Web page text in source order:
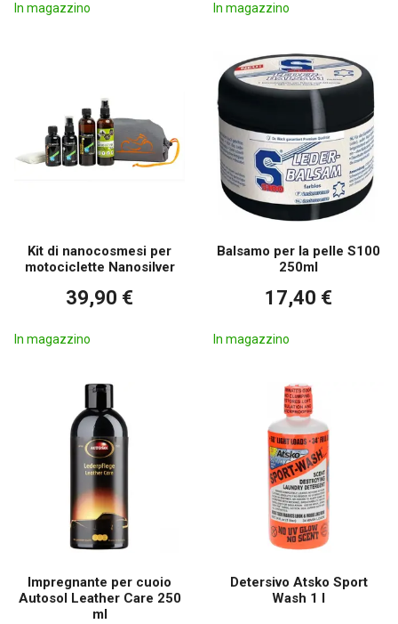
In magazzino In magazzino
Kit di nanocosmesi per
motociclette Nanosilver
39,90 €
In magazzino
Balsamo per la pelle S100
250ml
17,40 €
In magazzino
Impregnante per cuoio
Autosol Leather Care 250
ml
Detersivo Atsko Sport
Wash 1 l